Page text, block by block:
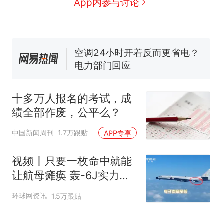
App内参与讨论
母瘫痪 轰-6J实力有多强？
佛山一中学招聘物理教师，笔
试前13名均遭淘汰？教育局：
核查
全部作废，公平么？
十多万人报名的考试，成
绩全部作废，公平么？
中国新闻周刊 1.7万跟贴 APP专享
视频丨只要一枚命中就能
让航母瘫痪 轰-6J实力有
多强？
环球网资讯 1.5万跟贴